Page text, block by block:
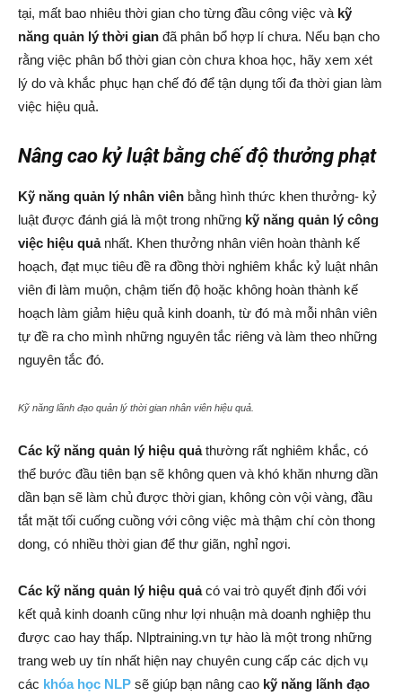
tại, mất bao nhiêu thời gian cho từng đầu công việc và kỹ
năng quản lý thời gian đã phân bổ hợp lí chưa. Nếu bạn cho
rằng việc phân bổ thời gian còn chưa khoa học, hãy xem xét
lý do và khắc phục hạn chế đó để tận dụng tối đa thời gian làm
việc hiệu quả.
Nâng cao kỷ luật bằng chế độ thưởng phạt
Kỹ năng quản lý nhân viên bằng hình thức khen thưởng- kỷ
luật được đánh giá là một trong những kỹ năng quản lý công
việc hiệu quảnhất. Khen thưởng nhân viên hoàn thành kế
hoạch, đạt mục tiêu đề ra đồng thời nghiêm khắc kỷ luật nhân
viên đi làm muộn, chậm tiến độ hoặc không hoàn thành kế
hoạch làm giảm hiệu quả kinh doanh, từ đó mà mỗi nhân viên
tự đề ra cho mình những nguyên tắc riêng và làm theo những
nguyên tắc đó.
Kỹ năng lãnh đạo quản lý thời gian nhân viên hiệu quả.
Các kỹ năng quản lý hiệu quảthường rất nghiêm khắc, có
thể bước đầu tiên bạn sẽ không quen và khó khăn nhưng dần
dần bạn sẽ làm chủ được thời gian, không còn vội vàng, đầu
tắt mặt tối cuống cuồng với công việc mà thậm chí còn thong
dong, có nhiều thời gian để thư giãn, nghỉ ngơi.
Các kỹ năng quản lý hiệu quảcó vai trò quyết định đối với
kết quả kinh doanh cũng như lợi nhuận mà doanh nghiệp thu
được cao hay thấp. Nlptraining.vn tự hào là một trong những
trang web uy tín nhất hiện nay chuyên cung cấp các dịch vụ
các khóa học NLP sẽ giúp bạn nâng cao kỹ năng lãnh đạo